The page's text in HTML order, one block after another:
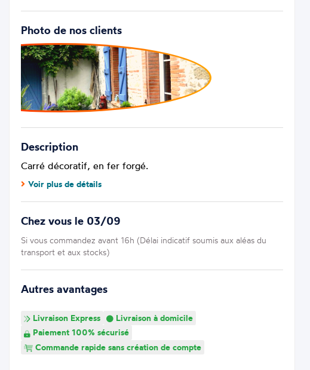
Photo de nos clients
Description
Carré décoratif, en fer forgé.
Voir plus de détails
Chez vous le 03/09
Si vous commandez avant 16h (Délai indicatif soumis aux aléas du
transport et aux stocks)
Autres avantages
Livraison Express
Livraison à domicile
Paiement 100% sécurisé
Commande rapide sans création de compte